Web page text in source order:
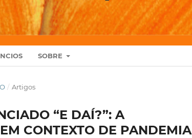
SOBRE
/ Artigos
“E DAÍ?”: A
CONTEXTO DE PANDEMIA